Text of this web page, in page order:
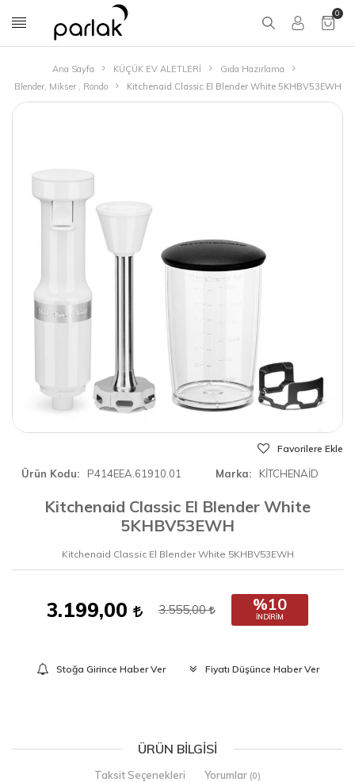
0
Ana Sayfa KÜÇÜK EV ALETLERİ
Gıda Hazırlama
Blender, Mikser , Rondo
Kitchenaid Classic El Blender White 5KHBV53EWH
Favorilere Ekle
Ürün Kodu P414EEA.61910.01 Marka KİTCHENAİD
Kitchenaid Classic El Blender White
5KHBV53EWH
Kitchenaid Classic El Blender White 5KHBV53EWH
3.199,00 3.555,00 %10
İNDIRIM
Stoğa Girince Haber Ver Fiyatı Düşünce Haber Ver
ÜRÜN BILGISI
Taksit Seçenekleri Yorumlar (0)